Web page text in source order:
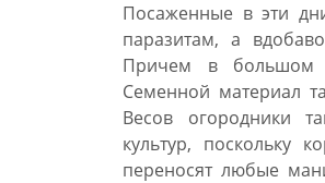
Посаженные в эти
паразитам, а
Причем в большом
Семенной материал
Весов огородники
культур, поскольку
переносят любые